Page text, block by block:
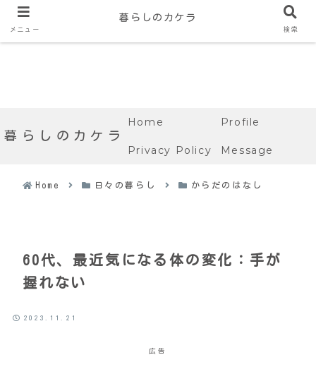
暮らしのカケラ
Home Profile
Privacy Policy Message
Home 日々の暮らし からだのはなし
60代、最近気になる体の変化：手が
握れない
2023.11.21
広告
メニュー
暮らしのカケラ
検索